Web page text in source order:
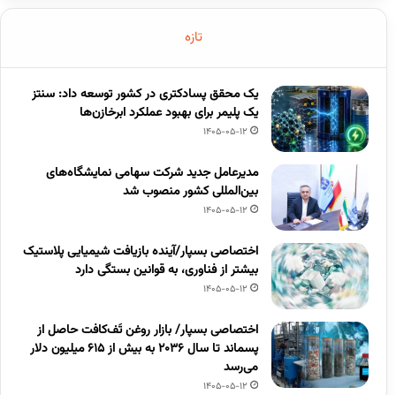
تازه
یک محقق پسادکتری در کشور توسعه داد: سنتز
یک پلیمر برای بهبود عملکرد ابرخازن‌ها
1405-05-12
مدیرعامل جدید شرکت سهامی نمایشگاه‌های
بین‌المللی کشور منصوب شد
1405-05-12
اختصاصی بسپار/آینده بازیافت شیمیایی پلاستیک
بیشتر از فناوری، به قوانین بستگی دارد
1405-05-12
اختصاصی بسپار/ بازار روغن تَف‌کافت حاصل از
پسماند تا سال ۲۰۳۶ به بیش از ۶۱۵ میلیون دلار
می‌رسد
1405-05-12